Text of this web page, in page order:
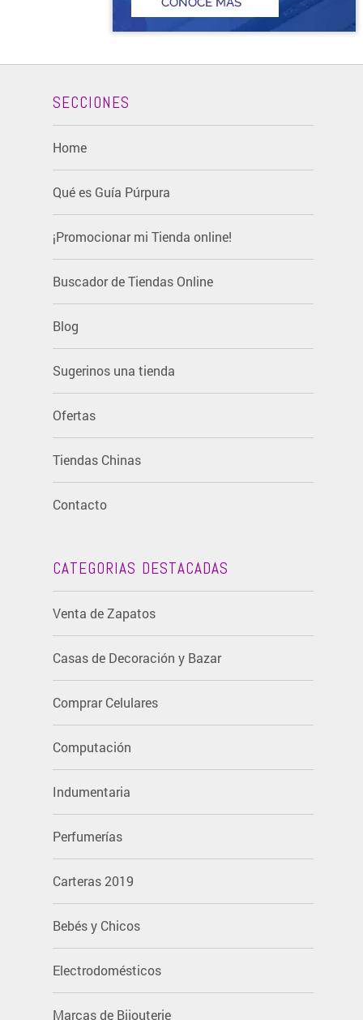
SECCIONES
Home
Qué es Guía Púrpura
¡Promocionar mi Tienda online!
Buscador de Tiendas Online
Blog
Sugerinos una tienda
Ofertas
Tiendas Chinas
Contacto
CATEGORIAS DESTACADAS
Venta de Zapatos
Casas de Decoración y Bazar
Comprar Celulares
Computación
Indumentaria
Perfumerías
Carteras 2019
Bebés y Chicos
Electrodomésticos
Marcas de Bijouterie